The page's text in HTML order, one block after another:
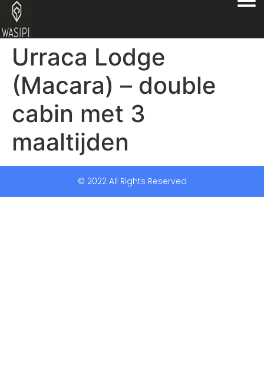
Urraca Lodge
(Macara) – double
cabin met 3
maaltijden
© 2022 All Rights Reserved